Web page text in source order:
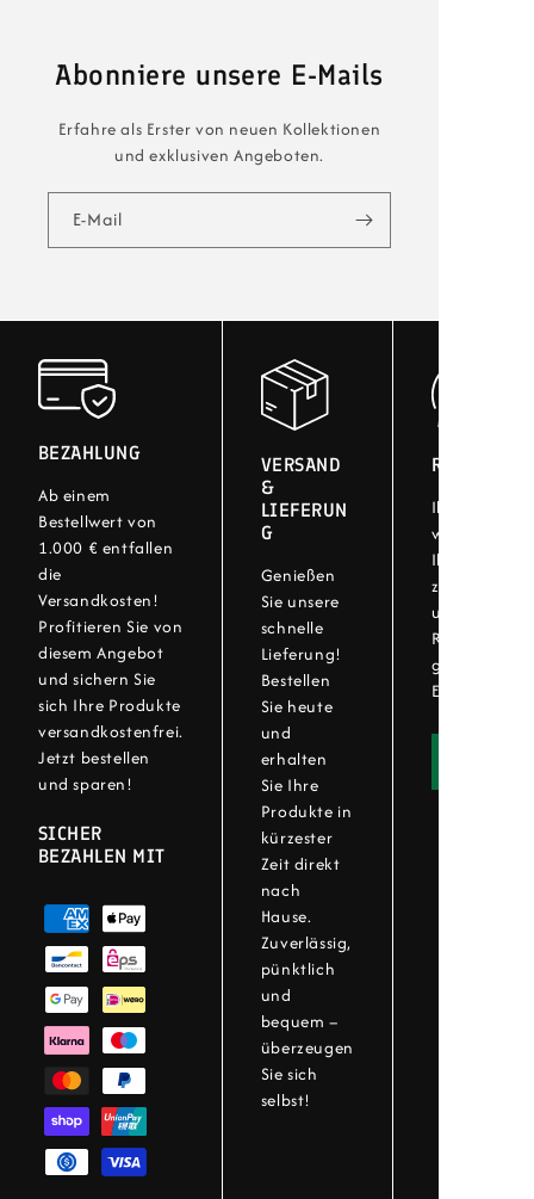
Abonniere unsere E-Mails
Erfahre als Erster von neuen Kollektionen
und exklusiven Angeboten.
E-Mail
BEZAHLUNG
Ab einem
Bestellwert von
1.000 € entfallen
die
Versandkosten!
Profitieren Sie von
diesem Angebot
und sichern Sie
sich Ihre Produkte
versandkostenfrei.
Jetzt bestellen
und sparen!
SICHER
BEZAHLEN MIT
VERSAND
&
LIEFERUN
G
Genießen
Sie unsere
schnelle
Lieferung!
Bestellen
Sie heute
und
erhalten
Sie Ihre
Produkte in
kürzester
Zeit direkt
nach
Hause.
Zuverlässig,
pünktlich
und
bequem –
überzeugen
Sie sich
selbst!
RÜCKGABE
Ihre
wichtig! Bei
Ihre Artikel
unser
genießen